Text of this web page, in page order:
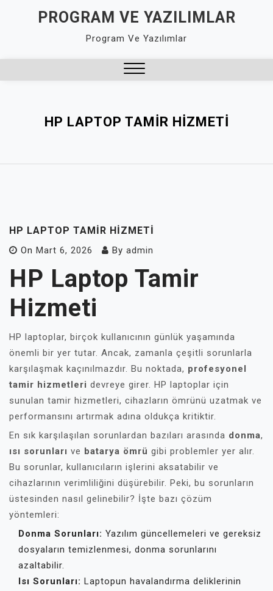
PROGRAM VE YAZILIMLAR
Program Ve Yazılımlar
HP LAPTOP TAMIR HIZMETI
HP LAPTOP TAMIR HIZMETI
On Mart 6, 2026 By admin
HP Laptop Tamir
Hizmeti
HP laptoplar, birçok kullanıcının günlük yaşamında
önemli bir yer tutar. Ancak, zamanla çeşitli sorunlarla
karşılaşmak kaçınılmazdır. Bu noktada, profesyonel
tamir hizmetleri devreye girer. HP laptoplar için
sunulan tamir hizmetleri, cihazların ömrünü uzatmak ve
performansını artırmak adına oldukça kritiktir.
En sık karşılaşılan sorunlardan bazıları arasında donma,
ısı sorunları ve batarya ömrü gibi problemler yer alır.
Bu sorunlar, kullanıcıların işlerini aksatabilir ve
cihazlarının verimliliğini düşürebilir. Peki, bu sorunların
üstesinden nasıl gelinebilir? İşte bazı çözüm
yöntemleri:
Donma Sorunları: Yazılım güncellemeleri ve gereksiz
dosyaların temizlenmesi, donma sorunlarını
azaltabilir.
Isı Sorunları: Laptopun havalandırma deliklerinin